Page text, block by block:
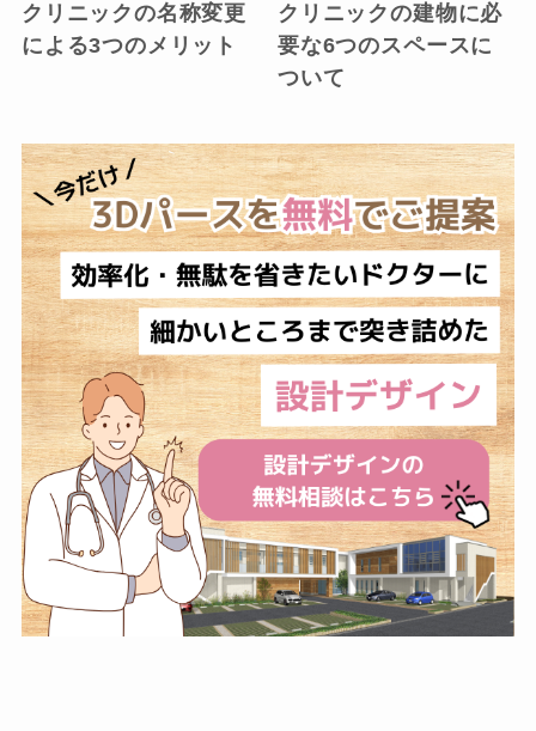
クリニックの名称変更
による3つのメリット
クリニックの建物に必
要な6つのスペースに
ついて